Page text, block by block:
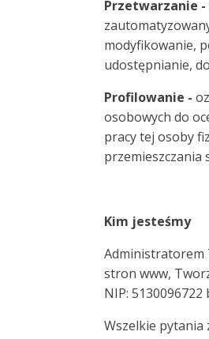
Przetwarzanie -
modyfikowanie,
udostępnianie,
Profilowanie -
osobowych do
pracy tej osoby
przemieszczania
Kim jesteśmy
Administratorem
stron www,
NIP:
Wszelkie pytania